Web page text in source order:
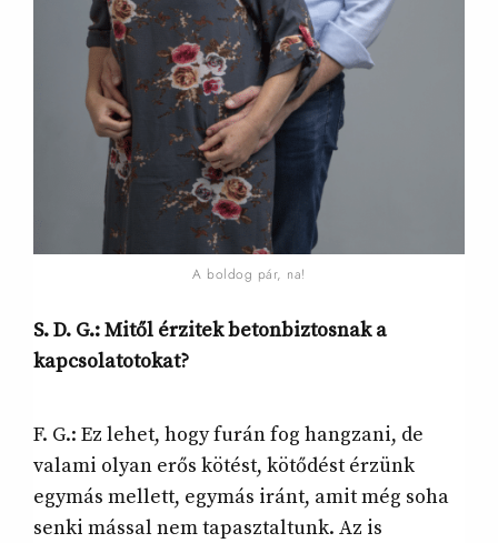
A boldog pár, na!
S. D. G.: Mitől érzitek betonbiztosnak a
kapcsolatotokat?
F. G.: Ez lehet, hogy furán fog hangzani, de
valami olyan erős kötést, kötődést érzünk
egymás mellett, egymás iránt, amit még soha
senki mással nem tapasztaltunk. Az is